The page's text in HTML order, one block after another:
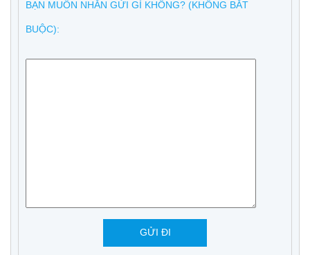
BẠN MUỐN NHẮN GỬI GÌ KHÔNG? (KHÔNG BẮT
BUỘC):